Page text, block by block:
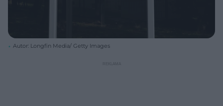
Autor: Longfin Media/ Getty Images